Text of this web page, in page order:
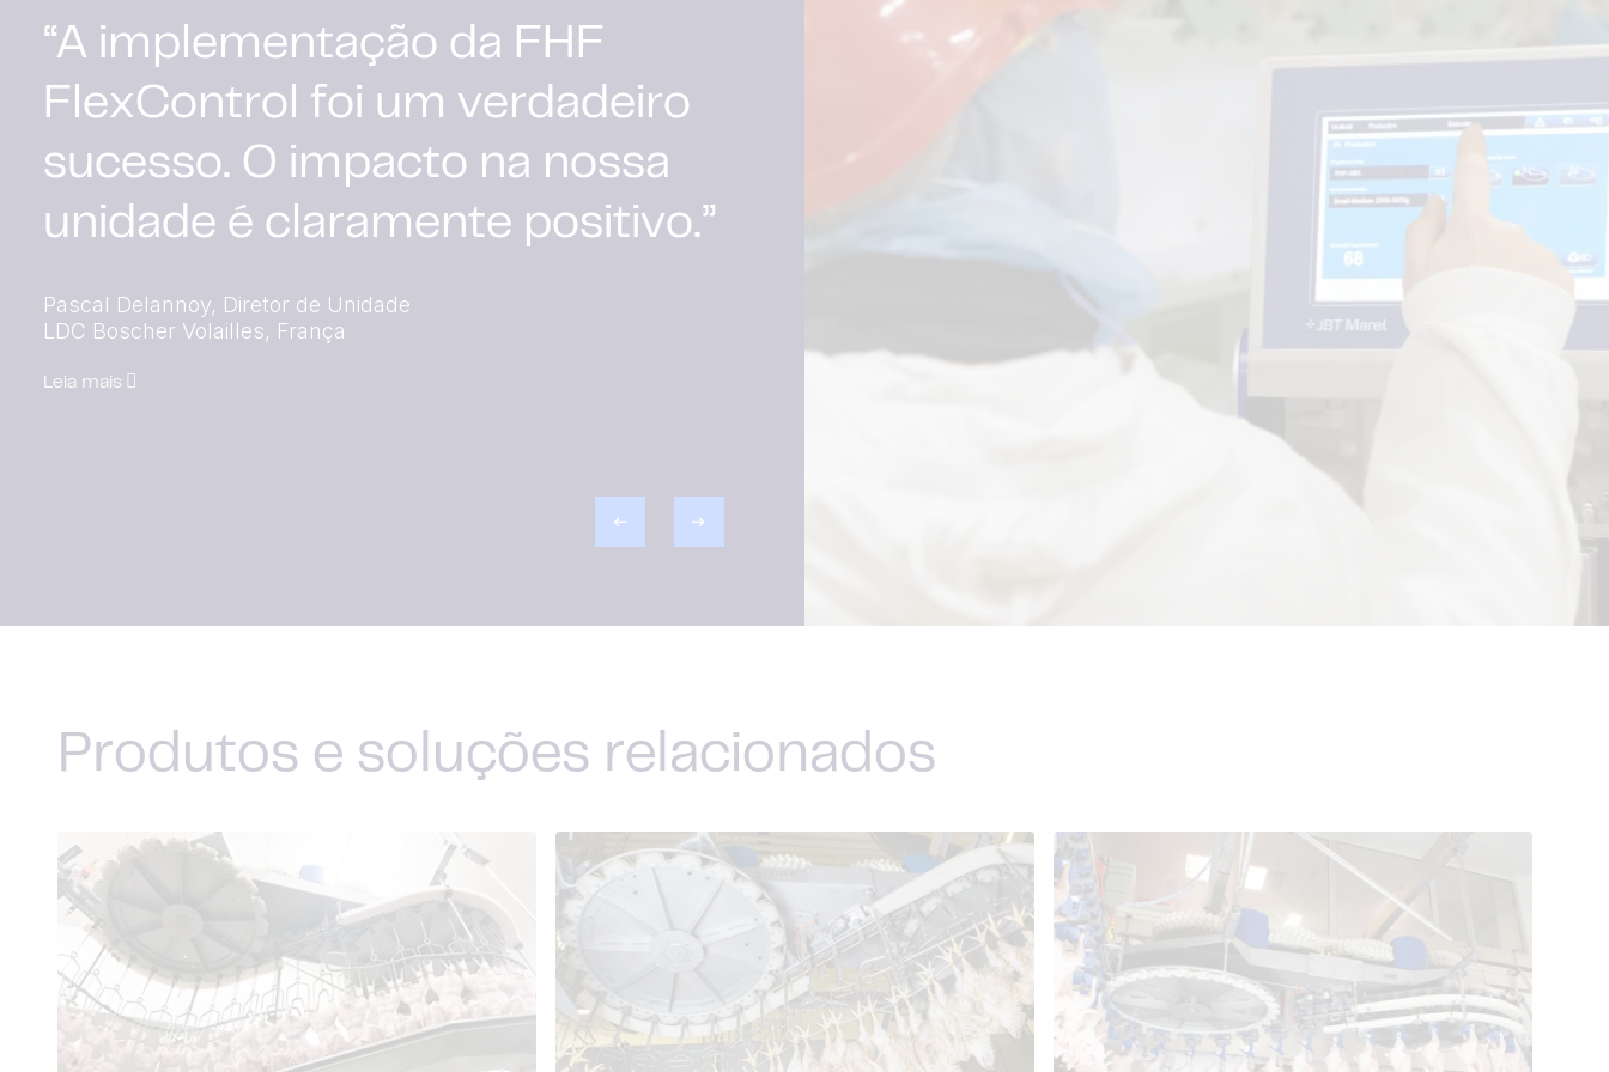
Leia mais
O controle e a visão que temos
sobre o nosso processo primário
é simplesmente incrível. Nós
sabemos o que está
Esbro
Produtos e soluções relacionados